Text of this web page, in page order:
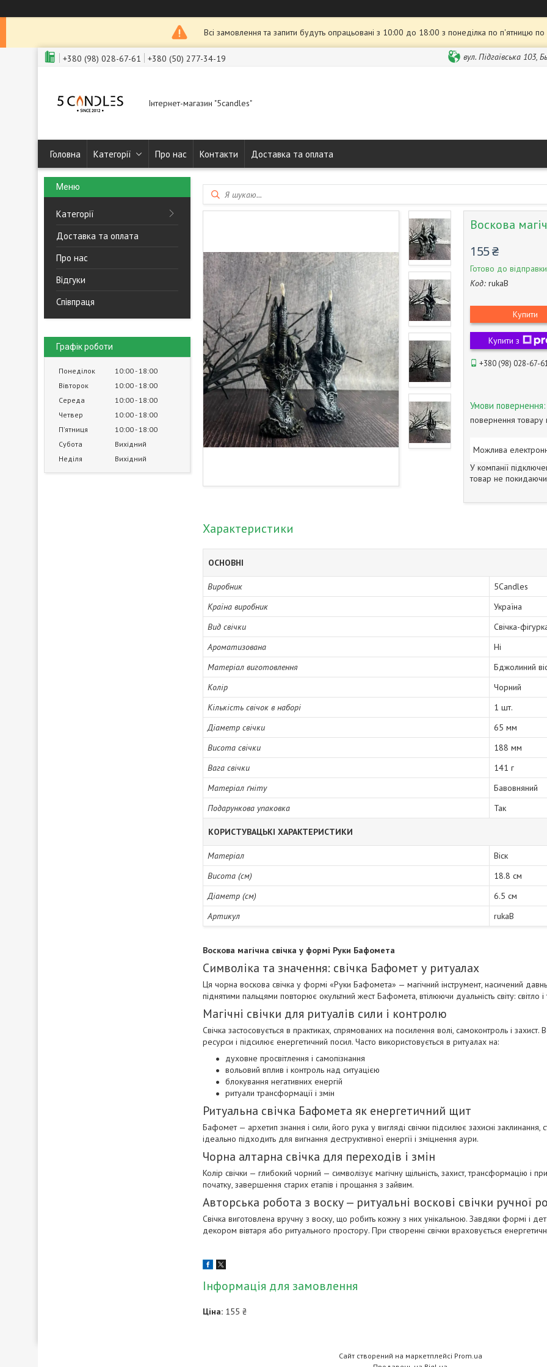
Всі замовлення та запити будуть опрацьовані з 10:00 до 18:00 з понеділка по п'ятницю
+380 (98) 028-67-61 +380 (50) 277-34-19 вул. Підгаївська 103,
Інтернет-магазин "5candles"
Головна Категорії Про нас Контакти Доставка та оплата
Категорії
Доставка та оплата
Про нас
Відгуки
Співпраця
Графік роботи
Понеділок 10:00 18:00
Вівторок
10:00 18:00
Середа
10:00 18:00
Четвер
10:00 18:00
Пʼятниця
10:00 18:00
Субота
Вихідний
Неділя
Вихідний
Воскова
155 ₴
Готово до відправки
Код: rukaB
Купити
Купити з
+380 (98) 028-67-
повернення
У компанії
товар не покидаючи
Характеристики
ОСНОВНІ
Виробник
5Candles
Країна виробник
Україна
Вид свічки
Свічка-
Ароматизована
Ні
Матеріал виготовлення
Бджолиний
Колір
Чорний
Кількість свічок в наборі
1 шт.
Діаметр свічки
65 мм
Висота свічки
188 мм
Вага свічки
141 г
Матеріал ґніту
Бавовняний
Подарункова упаковка
Так
КОРИСТУВАЦЬКІ ХАРАКТЕРИСТИКИ
Матеріал
Віск
Висота (см)
18.8 см
Діаметр (см)
6.5 см
Артикул
rukaB
Воскова магічна свічка у формі Руки Бафомета
Символіка та значення: свічка Бафомет у ритуалах
Ця чорна воскова свічка у формі «Руки Бафомета» — магічний інструмент, насичений
піднятими пальцями повторює окультний жест Бафомета, втілюючи дуальність світу:
Магічні свічки для ритуалів сили і контролю
Свічка застосовується в практиках, спрямованих на посилення волі, самоконтроль і
ресурси і підсилює енергетичний посил. Часто використовується в ритуалах на:
духовне просвітлення і самопізнання
вольовий вплив і контроль над ситуацією
блокування негативних енергій
ритуали трансформації і змін
Ритуальна свічка Бафомета як енергетичний щит
Бафомет — архетип знання і сили, його рука у вигляді свічки підсилює захисні
ідеально підходить для вигнання деструктивної енергії і зміцнення аури.
Чорна алтарна свічка для переходів і змін
Колір свічки — глибокий чорний — символізує магічну щільність, захист, трансформацію і
початку, завершення старих етапів і прощання з зайвим.
Авторська робота з воску — ритуальні воскові свічки ручної
Свічка виготовлена вручну з воску, що робить кожну з них унікальною. Завдяки формі і
декором вівтаря або ритуального простору. При створенні свічки враховується
Інформація для замовлення
Ціна: 155 ₴
Сайт створений на маркетплейсі Prom.ua